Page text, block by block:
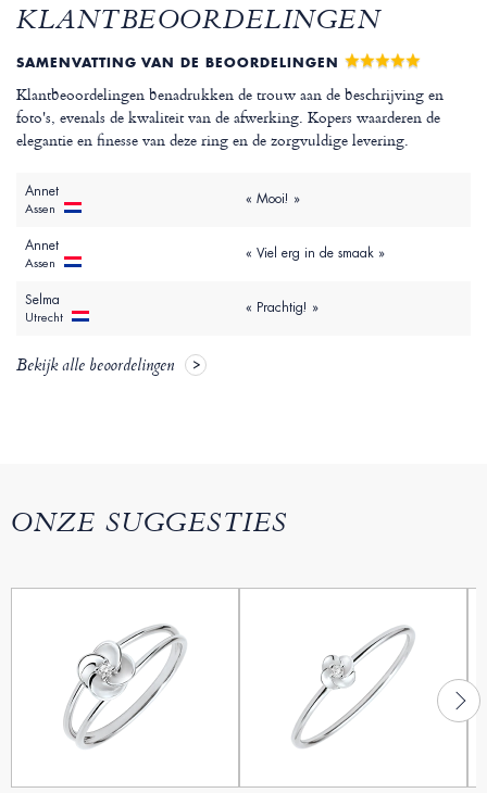
KLANTBEOORDELINGEN
SAMENVATTING VAN DE BEOORDELINGEN
Klantbeoordelingen benadrukken de trouw aan de beschrijving en
foto's, evenals de kwaliteit van de afwerking. Kopers waarderen de
elegantie en finesse van deze ring en de zorgvuldige levering.
Annet
Assen
« Mooi! »
Annet
Assen
« Viel erg in de smaak »
Selma
Utrecht
« Prachtig! »
Bekijk alle beoordelingen
ONZE SUGGESTIES